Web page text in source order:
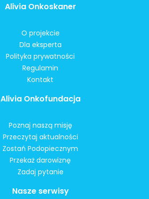
Alivia Onkoskaner
O projekcie
Dla eksperta
Polityka prywatności
Regulamin
Kontakt
Alivia Onkofundacja
Poznaj naszą misję
Przeczytaj aktualności
Zostań Podopiecznym
Przekaż darowiznę
Zadaj pytanie
Nasze serwisy